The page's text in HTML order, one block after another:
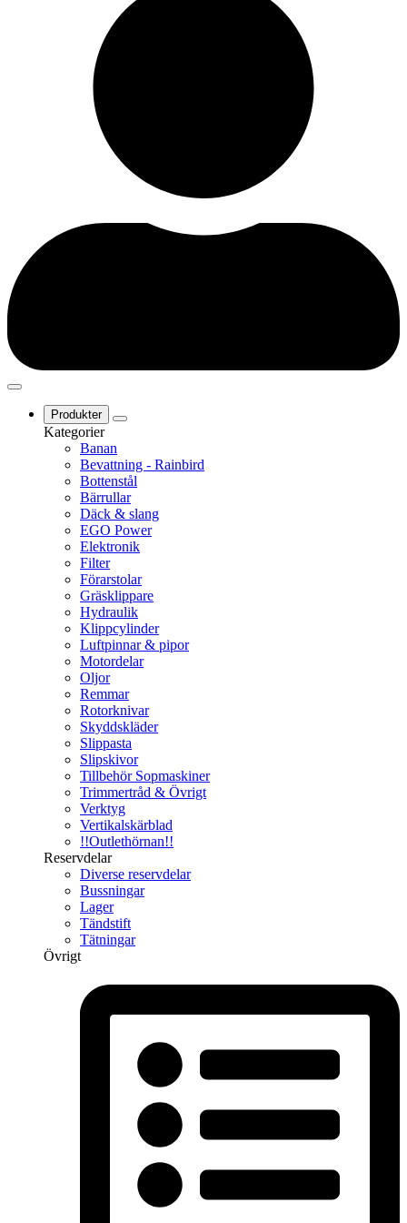
Produkter
Kategorier
Banan
Bevattning - Rainbird
Bottenstål
Bärrullar
Däck & slang
EGO Power
Elektronik
Filter
Förarstolar
Gräsklippare
Hydraulik
Klippcylinder
Luftpinnar & pipor
Motordelar
Oljor
Remmar
Rotorknivar
Skyddskläder
Slippasta
Slipskivor
Tillbehör Sopmaskiner
Trimmertråd & Övrigt
Verktyg
Vertikalskärblad
!!Outlethörnan!!
Reservdelar
Diverse reservdelar
Bussningar
Lager
Tändstift
Tätningar
Övrigt